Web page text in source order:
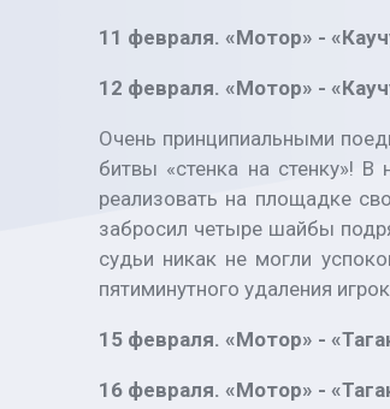
11 февраля. «Мотор» -
12 февраля. «Мотор» -
Очень принципиальными
битвы «стенка на стенку»!
реализовать на площадке
забросил четыре шайбы
судьи никак не могли
пятиминутного удаления
15 февраля. «Мотор» -
16 февраля. «Мотор» -